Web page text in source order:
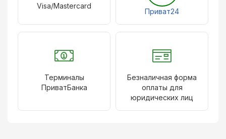
Visa/Mastercard
Приват24
Терминалы
ПриватБанка
Безналичная форма
оплаты для
юридических лиц